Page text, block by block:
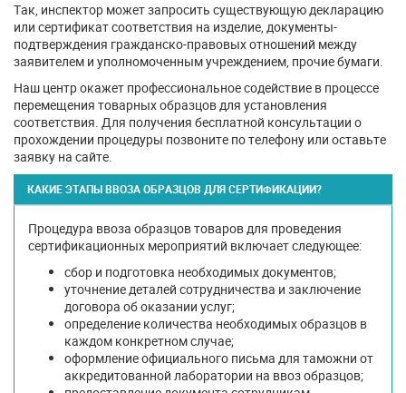
Так, инспектор может запросить существующую декларацию
или сертификат соответствия на изделие, документы-
подтверждения гражданско-правовых отношений между
заявителем и уполномоченным учреждением, прочие бумаги.
Наш центр окажет профессиональное содействие в процессе
перемещения товарных образцов для установления
соответствия. Для получения бесплатной консультации о
прохождении процедуры позвоните по телефону или оставьте
заявку на сайте.
КАКИЕ ЭТАПЫ ВВОЗА ОБРАЗЦОВ ДЛЯ СЕРТИФИКАЦИИ?
Процедура ввоза образцов товаров для проведения
сертификационных мероприятий включает следующее:
сбор и подготовка необходимых документов;
уточнение деталей сотрудничества и заключение
договора об оказании услуг;
определение количества необходимых образцов в
каждом конкретном случае;
оформление официального письма для таможни от
аккредитованной лаборатории на ввоз образцов;